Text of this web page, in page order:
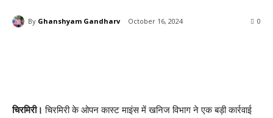
By Ghanshyam Gandharv October 16, 2024 0
चिरमिरी। चिरमिरी के ओपन कास्ट माइंस में खनिज विभाग ने एक बड़ी कार्रवाई